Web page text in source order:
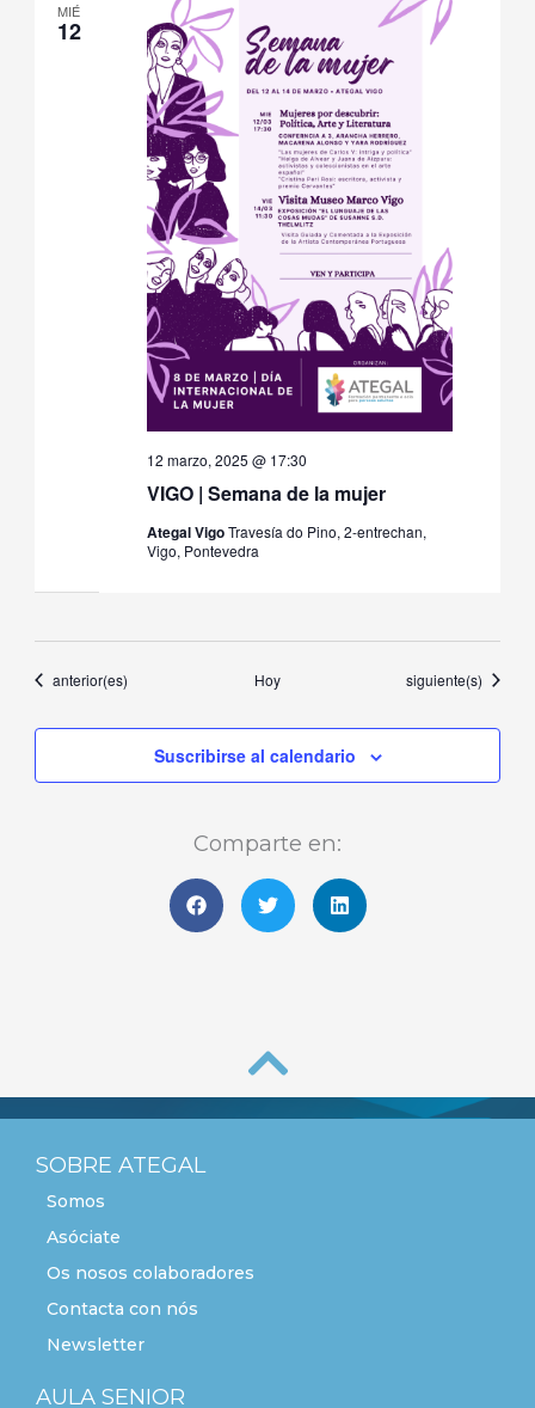
MIÉ
12
VIGO | Semana de la mujer
12 marzo, 2025 @ 17:30
Ategal VigoTravesía do Pino, 2-entrechan,
Vigo, Pontevedra
Eventos
anterior(es) Hoy Eventos
siguiente(s)
Suscribirse al calendario
Comparte en:
SOBRE ATEGAL
Somos
Asóciate
Os nosos colaboradores
Contacta con nós
Newsletter
AULA SENIOR